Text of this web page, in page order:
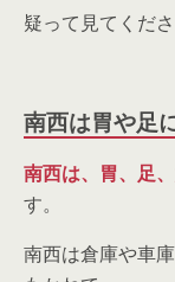
疑って見てくださ
南西は胃や足
南西は、胃、足
す。
南西は倉庫や車